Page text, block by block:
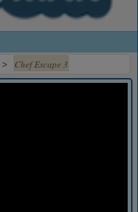
> Chef Escape 3